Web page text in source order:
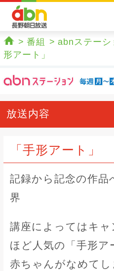
ホーム
番組 abnステーシ
形アート」
放送内容
「手形アート」
記録から記念の作
界
講座によってはキ
ほど人気の「手形ア
赤ちゃんがなめて